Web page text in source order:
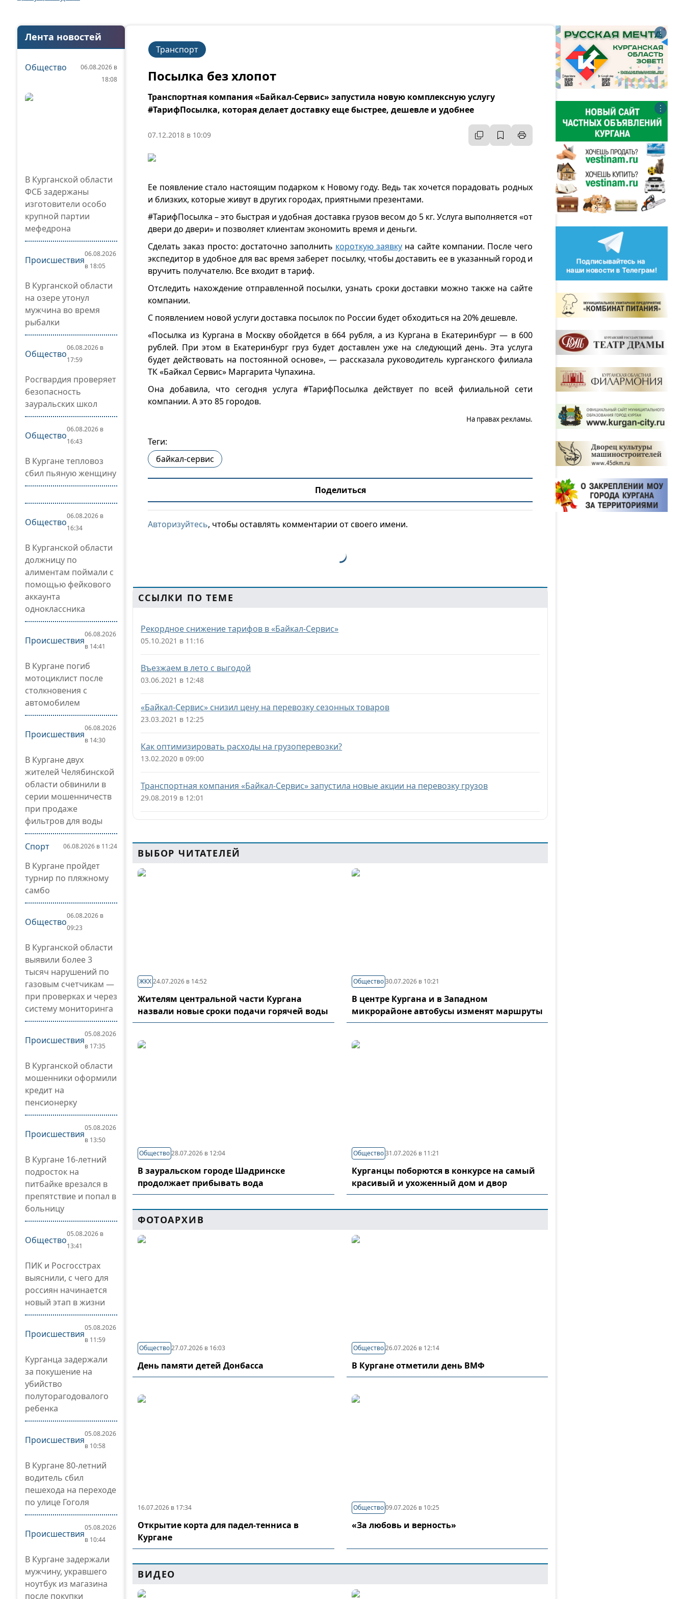
Лента новостей
Общество
06.08.2026 в
18:08
В Курганской области
ФСБ задержаны
изготовители особо
крупной партии
мефедрона
Происшествия
06.08.2026
в 18:05
В Курганской области
на озере утонул
мужчина во время
рыбалки
Общество
06.08.2026 в
17:59
Росгвардия проверяет
безопасность
зауральских школ
Общество
06.08.2026 в
16:43
В Кургане тепловоз
сбил пьяную женщину
Общество
06.08.2026 в
16:34
В Курганской области
должницу по
алиментам поймали с
помощью фейкового
аккаунта
одноклассника
Происшествия
06.08.2026
в 14:41
В Кургане погиб
мотоциклист после
столкновения с
автомобилем
Происшествия
06.08.2026
в 14:30
В Кургане двух
жителей Челябинской
области обвинили в
серии мошенничеств
при продаже
фильтров для воды
Спорт 06.08.2026 в 11:24
В Кургане пройдет
турнир по пляжному
самбо
Общество
06.08.2026 в
09:23
В Курганской области
выявили более 3
тысяч нарушений по
газовым счетчикам —
при проверках и через
систему мониторинга
Происшествия
05.08.2026
в 17:35
В Курганской области
мошенники оформили
кредит на
пенсионерку
Происшествия
05.08.2026
в 13:50
В Кургане 16-летний
подросток на
питбайке врезался в
препятствие и попал в
больницу
Общество
05.08.2026 в
13:41
ПИК и Росгосстрах
выяснили, с чего для
россиян начинается
новый этап в жизни
Происшествия
05.08.2026
в 11:59
Курганца задержали
за покушение на
убийство
полуторагодовалого
ребенка
Происшествия
05.08.2026
в 10:58
В Кургане 80-летний
водитель сбил
пешехода на переходе
по улице Гоголя
Происшествия
05.08.2026
в 10:44
В Кургане задержали
мужчину, укравшего
ноутбук из магазина
после покупки
Транспорт
Посылка без хлопот
Транспортная компания «Байкал-Сервис» запустила новую комплексную услугу
#ТарифПосылка, которая делает доставку еще быстрее, дешевле и удобнее
07.12.2018 в 10:09
Ее появление стало настоящим подарком к Новому году. Ведь так хочется порадовать родных
и близких, которые живут в других городах, приятными презентами.
#ТарифПосылка – это быстрая и удобная доставка грузов весом до 5 кг. Услуга выполняется «от
двери до двери» и позволяет клиентам экономить время и деньги.
Сделать заказ просто: достаточно заполнить короткую заявку на сайте компании. После чего
экспедитор в удобное для вас время заберет посылку, чтобы доставить ее в указанный город и
вручить получателю. Все входит в тариф.
Отследить нахождение отправленной посылки, узнать сроки доставки можно также на сайте
компании.
С появлением новой услуги доставка посылок по России будет обходиться на 20% дешевле.
«Посылка из Кургана в Москву обойдется в 664 рубля, а из Кургана в Екатеринбург — в 600
рублей. При этом в Екатеринбург груз будет доставлен уже на следующий день. Эта услуга
будет действовать на постоянной основе», — рассказала руководитель курганского филиала
ТК «Байкал Сервис» Маргарита Чупахина.
Она добавила, что сегодня услуга #ТарифПосылка действует по всей филиальной сети
компании. А это 85 городов.
На правах рекламы.
Теги:
байкал-сервис
Поделиться
Авторизуйтесь, чтобы оставлять комментарии от своего имени.
ССЫЛКИ ПО ТЕМЕ
Рекордное снижение тарифов в «Байкал-Сервис»
05.10.2021 в 11:16
Въезжаем в лето с выгодой
03.06.2021 в 12:48
«Байкал-Сервис» снизил цену на перевозку сезонных товаров
23.03.2021 в 12:25
Как оптимизировать расходы на грузоперевозки?
13.02.2020 в 09:00
Транспортная компания «Байкал-Сервис» запустила новые акции на перевозку грузов
29.08.2019 в 12:01
ВЫБОР ЧИТАТЕЛЕЙ
ЖКХ24.07.2026 в 14:52
Жителям центральной части Кургана
назвали новые сроки подачи горячей воды
Общество 30.07.2026 в 10:21
В центре Кургана и в Западном
микрорайоне автобусы изменят маршруты
Общество28.07.2026 в 12:04
В зауральском городе Шадринске
продолжает прибывать вода
Общество 31.07.2026 в 11:21
Курганцы поборются в конкурсе на самый
красивый и ухоженный дом и двор
ФОТОАРХИВ
Общество27.07.2026 в 16:03
День памяти детей Донбасса
Общество 26.07.2026 в 12:14
В Кургане отметили день ВМФ
16.07.2026 в 17:34
Открытие корта для падел-тенниса в
Кургане
Общество 09.07.2026 в 10:25
«За любовь и верность»
ВИДЕО
⋮
⋮